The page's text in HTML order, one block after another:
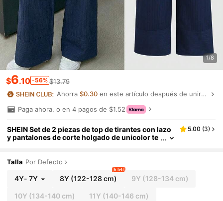
1/8
$6.10 -56% $13.79
Ahorra$0.30 en este artículo después de unirte.
Paga ahora, o en 4 pagos de $1.52
SHEIN Set de 2 piezas de top de tirantes con lazo
y pantalones de corte holgado de unicolor te
5.00 (3)
Talla Por Defecto
4Y- 7Y 8Y (122-128 cm)
6 left
9Y (128-134 cm)
10Y (134-140 cm) 11Y (140-146 cm)